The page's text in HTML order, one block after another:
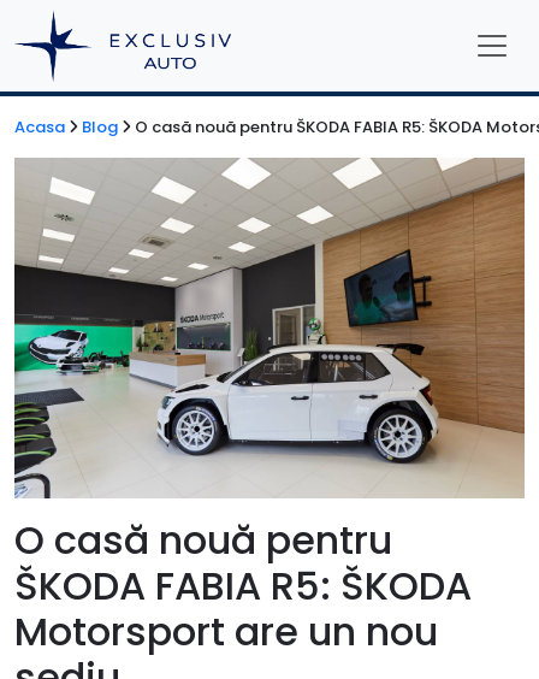
Acasa Blog O casă nouă pentru ŠKODA FABIA R5: ŠKODA
O casă nouă pentru
ŠKODA FABIA R5: ŠKODA
Motorsport are un nou